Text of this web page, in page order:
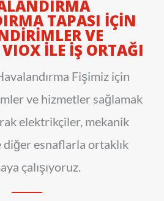
TAPASI IÇIN
VE
ILE İŞ ORTAĞI
Fişimiz için
ve hizmetler sağlamak
elektrikçiler, mekanik
esnaflarla ortaklık
çalışıyoruz.